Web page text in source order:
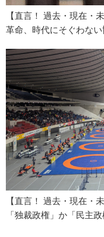
【直言！ 過去・現在・
革命、時代にそぐわな
【直言！ 過去・現在・
「独裁政権」か「民主